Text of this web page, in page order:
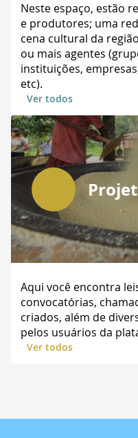
Neste espaço, estão
e produtores; uma
cena cultural da
ou mais agentes
instituições,
etc).
Ver todos
Aqui você encontra
convocatórias,
criados, além de
pelos usuários da
Ver todos